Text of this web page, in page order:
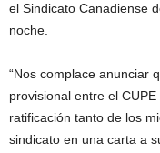
el Sindicato Canadiense
noche.
“Nos complace anunciar
provisional entre el
ratificación tanto de los
sindicato en una carta a